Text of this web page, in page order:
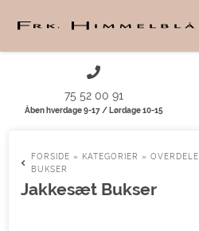
75 52 00 91
Åben hverdage 9-17 / Lørdage 10-15
FORSIDE » KATEGORIER »OVERDELE
BUKSER
Jakkesæt Bukser